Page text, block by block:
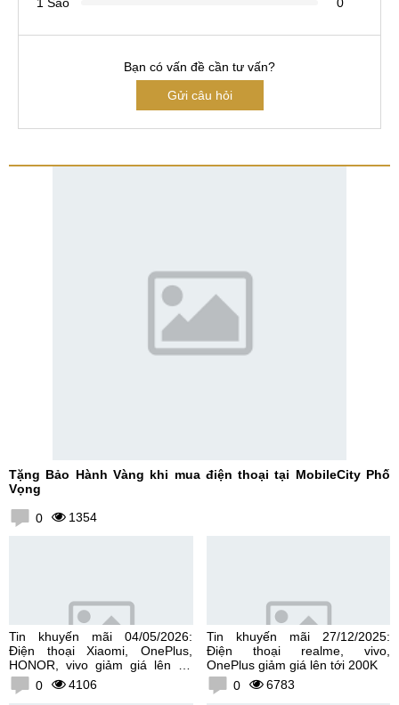
Bạn có vấn đề cần tư vấn?
Gửi câu hỏi
Tặng Bảo Hành Vàng khi mua điện thoại tại MobileCity Phố
Vọng
0 1354
Tin khuyến mãi 04/05/2026:
Điện thoại Xiaomi, OnePlus,
HONOR, vivo giảm giá lên tới
300K0 4106
Tin khuyến mãi 27/12/2025:
Điện thoại realme, vivo,
OnePlus giảm giá lên tới 200K
0
6783